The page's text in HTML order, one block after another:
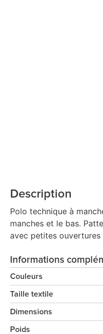
Description
Polo technique à
manches et le bas.
avec petites ouvertures
Informations
Couleurs
Taille textile
Dimensions
Poids